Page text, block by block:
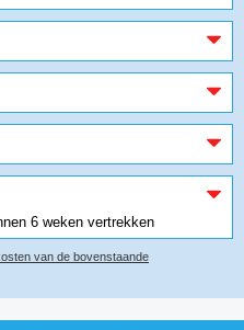
6 weken vertrekken
van de bovenstaande